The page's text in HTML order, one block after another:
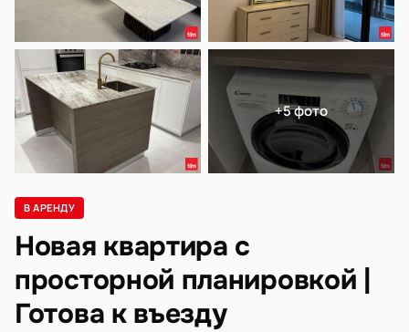
+5 фото
В АРЕНДУ
Новая квартира с
просторной планировкой |
Готова к въезду